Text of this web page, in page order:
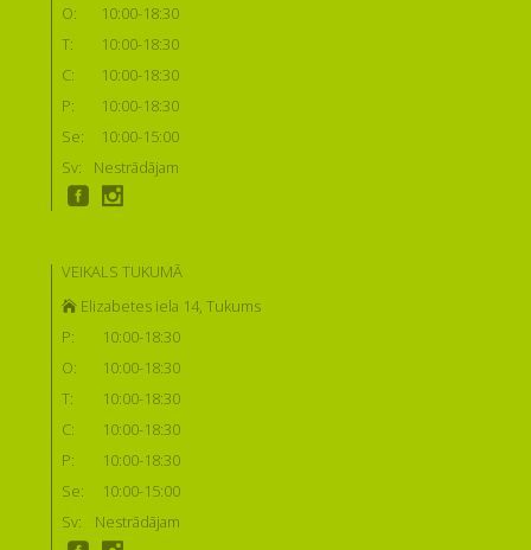
O:
10:00-18:30
T:
10:00-18:30
C:
10:00-18:30
P:
10:00-18:30
Se:
10:00-15:00
Sv:
Nestrādājam
VEIKALS TUKUMĀ
Elizabetes iela 14, Tukums
P:
10:00-18:30
O:
10:00-18:30
T:
10:00-18:30
C:
10:00-18:30
P:
10:00-18:30
Se:
10:00-15:00
Sv:
Nestrādājam